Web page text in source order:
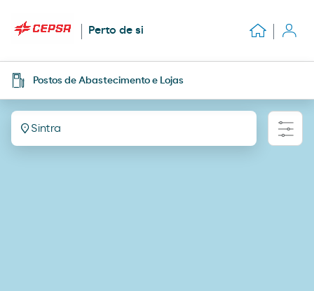
Perto de si
Postos de Abastecimento e Lojas
Sintra